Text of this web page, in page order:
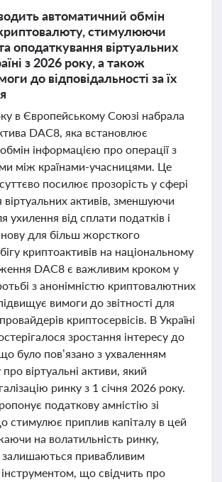
автоматичний обмін
стимулюючи
оподаткування віртуальних
з 2026 року, а також
до відповідальності за їх
в Європейському Союзі набрала
DAC8, яка встановлює
інформацією про операції з
між країнами-учасницями. Це
посилює прозорість у сфері
активів, зменшуючи
ухилення від сплати податків і
для більш жорсткого
криптоактивів на національному
DAC8 є важливим кроком у
з анонімністю криптовалютних
вимоги до звітності для
криптосервісів. В Україні
зростання інтересу до
було пов’язано з ухваленням
віртуальні активи, який
ринку з 1 січня 2026 року.
податкову амністію зі
стимулює приплив капіталу в цей
на волатильність ринку,
привабливим
інструментом, що свідчить про